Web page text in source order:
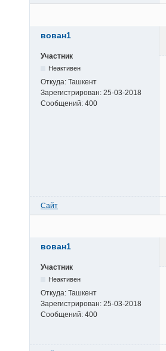
вован1
Участник
Неактивен
Откуда: Ташкент
Зарегистрирован: 25-03-2018
Сообщений: 400
Сайт
вован1
Участник
Неактивен
Откуда: Ташкент
Зарегистрирован: 25-03-2018
Сообщений: 400